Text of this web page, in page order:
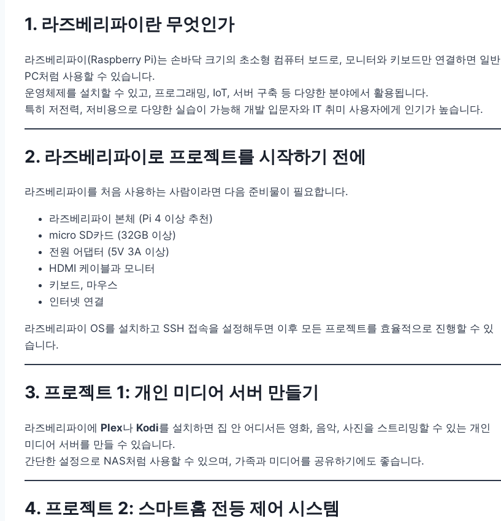
1. 라즈베리파이란 무엇인가
라즈베리파이(Raspberry Pi)는 손바닥 크기의 초소형 컴퓨터 보드로, 모니터와 키보드만 연결하면 일반
PC처럼 사용할 수 있습니다.
운영체제를 설치할 수 있고, 프로그래밍, IoT, 서버 구축 등 다양한 분야에서 활용됩니다.
특히 저전력, 저비용으로 다양한 실습이 가능해 개발 입문자와 IT 취미 사용자에게 인기가 높습니다.
2. 라즈베리파이로 프로젝트를 시작하기 전에
라즈베리파이를 처음 사용하는 사람이라면 다음 준비물이 필요합니다.
라즈베리파이 본체 (Pi 4 이상 추천)
micro SD카드 (32GB 이상)
전원 어댑터 (5V 3A 이상)
HDMI 케이블과 모니터
키보드, 마우스
인터넷 연결
라즈베리파이 OS를 설치하고 SSH 접속을 설정해두면 이후 모든 프로젝트를 효율적으로 진행할 수 있
습니다.
3. 프로젝트 1: 개인 미디어 서버 만들기
라즈베리파이에 Plex나 Kodi를 설치하면 집 안 어디서든 영화, 음악, 사진을 스트리밍할 수 있는 개인
미디어 서버를 만들 수 있습니다.
간단한 설정으로 NAS처럼 사용할 수 있으며, 가족과 미디어를 공유하기에도 좋습니다.
4. 프로젝트 2: 스마트홈 전등 제어 시스템